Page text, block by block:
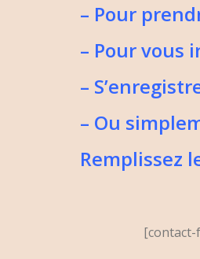
– Pour
– Pour vous
–
– Ou
Remplissez
[contact-